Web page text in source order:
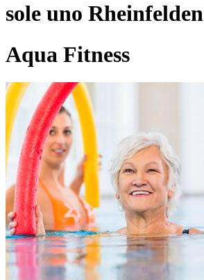
sole uno Rheinfelden
Aqua Fitness